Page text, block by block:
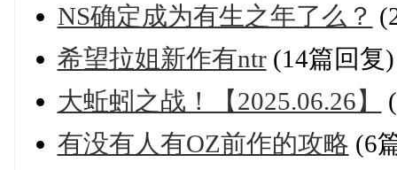
NS确定成为有生之年了么？
希望拉姐新作有ntr(14篇回复)
大蚯蚓之战！【2025.06.26】
有没有人有OZ前作的攻略 (6